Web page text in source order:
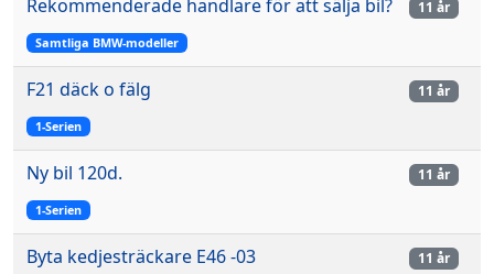
Rekommenderade handlare för att sälja bil?
Samtliga BMW-modeller
11 år
F21 däck o fälg
1-Serien
11 år
Ny bil 120d.
1-Serien
11 år
Byta kedjesträckare E46 -03 11 år